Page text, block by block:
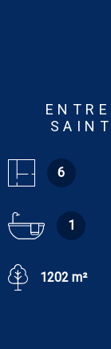
6
1
1202 m²